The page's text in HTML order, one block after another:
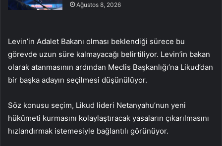
Ağustos 8, 2026
Levin’in Adalet Bakanı olması beklendiği sürece bu
görevde uzun süre kalmayacağı belirtiliyor. Levin’in bakan
olarak atanmasının ardından Meclis Başkanlığı’na Likud’dan
bir başka adayın seçilmesi düşünülüyor.
Söz konusu seçim, Likud lideri Netanyahu’nun yeni
hükümeti kurmasını kolaylaştıracak yasaların çıkarılmasını
hızlandırmak istemesiyle bağlantılı görünüyor.